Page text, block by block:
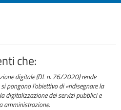
che:
digitale (DL n. 76/2020) rende
pongono l'obiettivo di «ridisegnare la
digitalizzazione dei servizi pubblici e
amministrazione.